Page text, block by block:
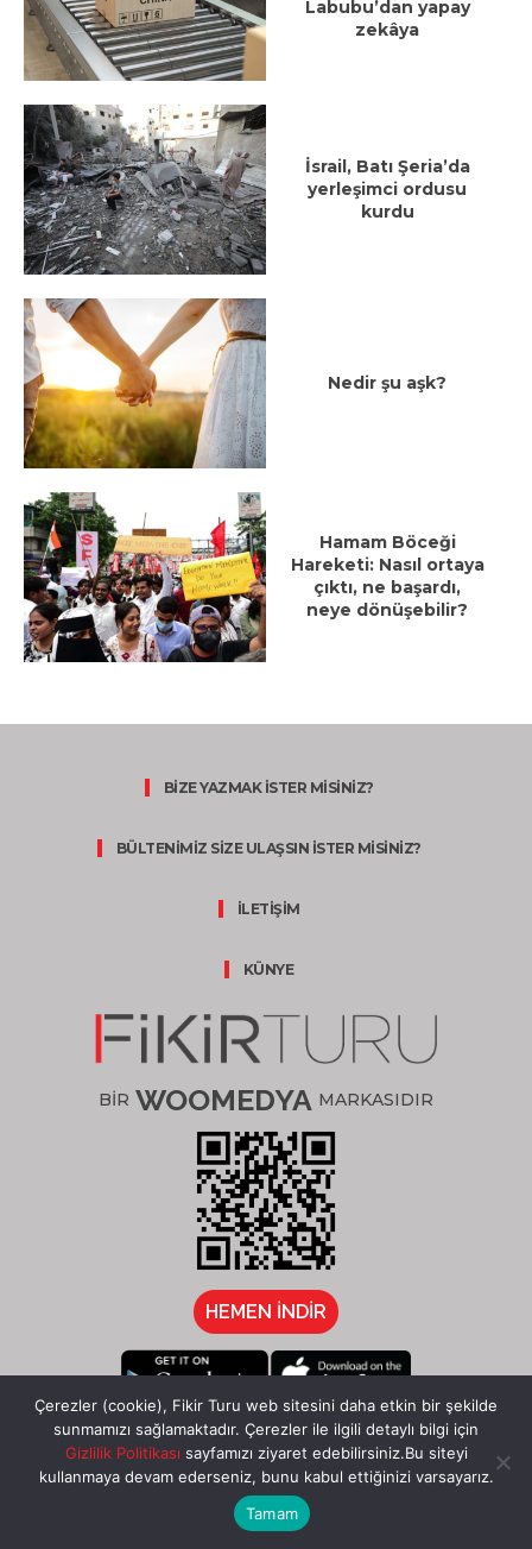
Labubu’dan yapay
zekâya
İsrail, Batı Şeria’da
yerleşimci ordusu
kurdu
Nedir şu aşk?
Hamam Böceği
Hareketi: Nasıl ortaya
çıktı, ne başardı,
neye dönüşebilir?
BİZE YAZMAK İSTER MİSİNİZ?
BÜLTENİMİZ SİZE ULAŞSIN İSTER MİSİNİZ?
İLETİŞİM
KÜNYE
BİR WOOMEDYA MARKASIDIR
HEMEN İNDİR
/fikirturu
Çerezler (cookie), Fikir Turu web sitesini daha etkin bir şekilde
sunmamızı sağlamaktadır. Çerezler ile ilgili detaylı bilgi için
Gizlilik Politikası sayfamızı ziyaret edebilirsiniz.Bu siteyi
kullanmaya devam ederseniz, bunu kabul ettiğinizi varsayarız.
Tamam